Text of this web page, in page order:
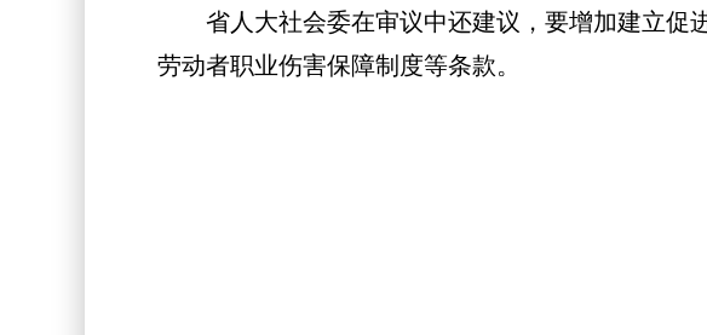
省人大社会委在审议中还建议，要增加建立促
劳动者职业伤害保障制度等条款。